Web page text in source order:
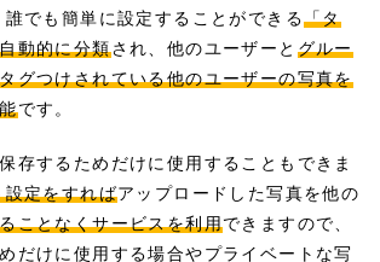
でも簡単に設定することができる「タ
動的に分類され、他のユーザーと グルー
グつけされている他のユーザーの写真を
です。
存するためだけに使用することもできま
設定をすればアップロードした写真を他の
ことなくサービスを利用できますので、
だけに使用する場合やプライベートな写